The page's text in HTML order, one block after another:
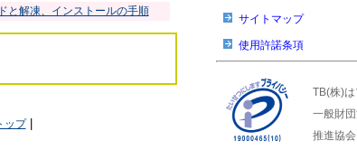
と解凍、インストールの手順
ップ|
サイトマップ
使用許諾条項
TB(株)
一般財
推進協